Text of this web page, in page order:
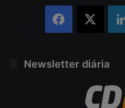
Facebook
Newsletter diária